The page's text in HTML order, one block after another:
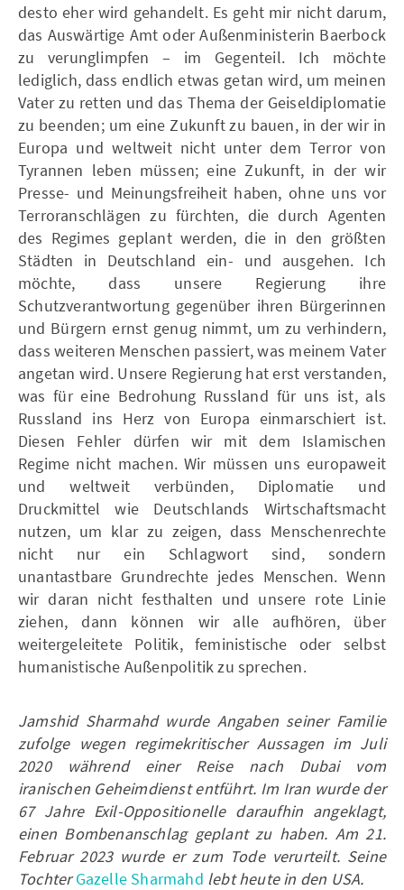
desto eher wird gehandelt. Es geht mir nicht darum,
das Auswärtige Amt oder Außenministerin Baerbock
zu verunglimpfen – im Gegenteil. Ich möchte
lediglich, dass endlich etwas getan wird, um meinen
Vater zu retten und das Thema der Geiseldiplomatie
zu beenden; um eine Zukunft zu bauen, in der wir in
Europa und weltweit nicht unter dem Terror von
Tyrannen leben müssen; eine Zukunft, in der wir
Presse- und Meinungsfreiheit haben, ohne uns vor
Terroranschlägen zu fürchten, die durch Agenten
des Regimes geplant werden, die in den größten
Städten in Deutschland ein- und ausgehen. Ich
möchte, dass unsere Regierung ihre
Schutzverantwortung gegenüber ihren Bürgerinnen
und Bürgern ernst genug nimmt, um zu verhindern,
dass weiteren Menschen passiert, was meinem Vater
angetan wird. Unsere Regierung hat erst verstanden,
was für eine Bedrohung Russland für uns ist, als
Russland ins Herz von Europa einmarschiert ist.
Diesen Fehler dürfen wir mit dem Islamischen
Regime nicht machen. Wir müssen uns europaweit
und weltweit verbünden, Diplomatie und
Druckmittel wie Deutschlands Wirtschaftsmacht
nutzen, um klar zu zeigen, dass Menschenrechte
nicht nur ein Schlagwort sind, sondern
unantastbare Grundrechte jedes Menschen. Wenn
wir daran nicht festhalten und unsere rote Linie
ziehen, dann können wir alle aufhören, über
weitergeleitete Politik, feministische oder selbst
humanistische Außenpolitik zu sprechen.
Jamshid Sharmahd wurde Angaben seiner Familie
zufolge wegen regimekritischer Aussagen im Juli
2020 während einer Reise nach Dubai vom
iranischen Geheimdienst entführt. Im Iran wurde der
67 Jahre Exil-Oppositionelle daraufhin angeklagt,
einen Bombenanschlag geplant zu haben. Am 21.
Februar 2023 wurde er zum Tode verurteilt. Seine
TochterGazelle Sharmahd lebt heute in den USA.